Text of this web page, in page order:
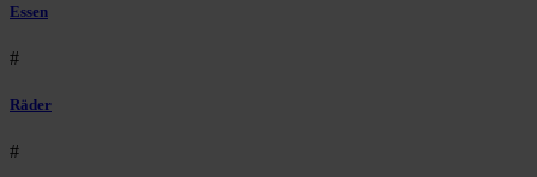
Essen
#
Räder
#